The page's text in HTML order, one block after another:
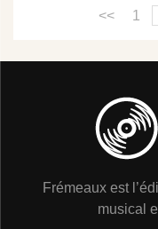
<< 1
Frémeaux est
musical